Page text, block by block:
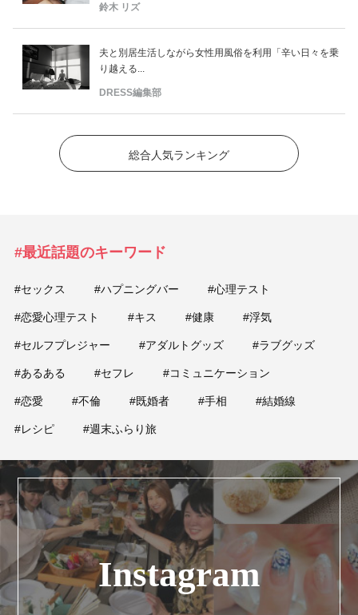
鈴木 リズ
夫と別居生活しながら女性用風俗を利用「辛い日々を乗
り越える...
DRESS編集部
総合人気ランキング
#最近話題のキーワード
#セックス #ハプニングバー #心理テスト
#恋愛心理テスト #キス #健康 #浮気
#セルフプレジャー #アダルトグッズ #ラブグッズ
#あるある #セフレ #コミュニケーション
#恋愛 #不倫 #既婚者 #手相 #結婚線
#レシピ #週末ふらり旅
Instagram